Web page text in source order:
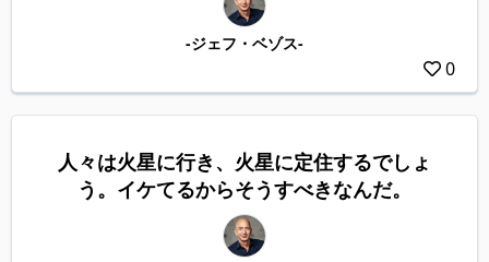
0
-ジェフ・ベゾス-
人々は火星に行き、火星に定住するでしょ
う。イケてるからそうすべきなんだ。